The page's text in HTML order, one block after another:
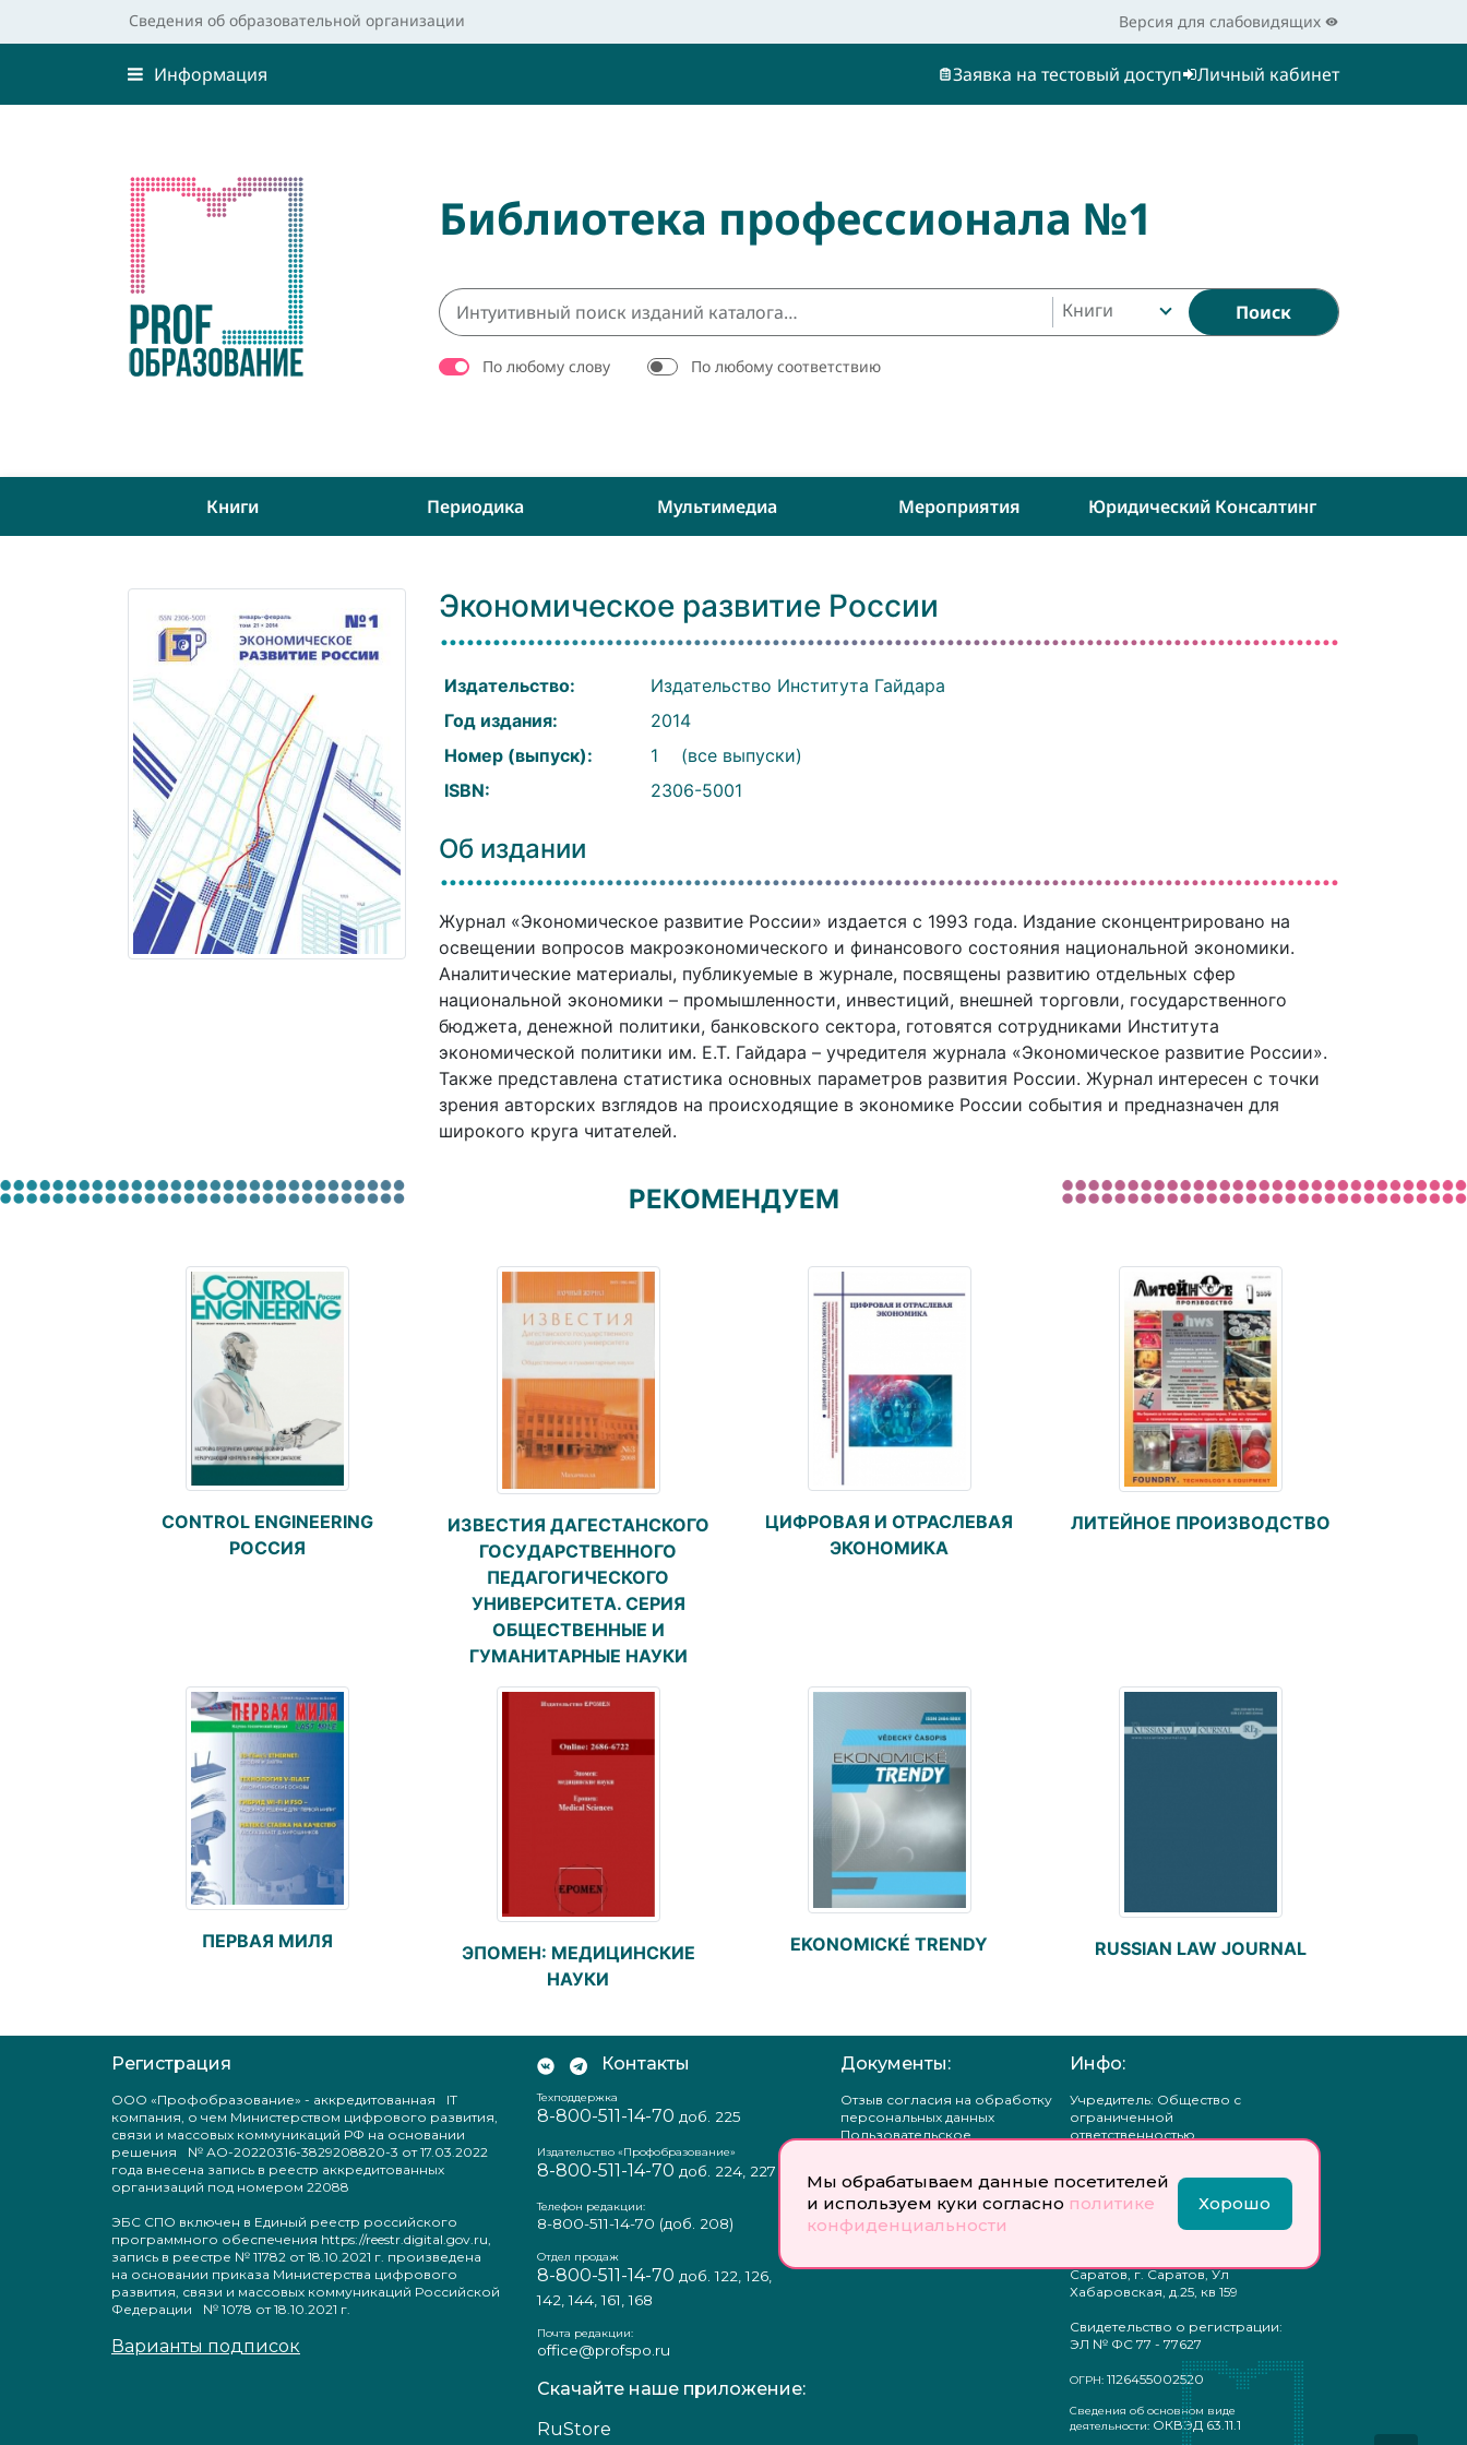
Мы обрабатываем данные посетителей
и используем куки согласно политике
конфиденциальности
Хорошо
Сведения об образовательной организации Версия для слабовидящих
Информация Заявка на тестовый доступ Личный кабинет
Библиотека профессионала №1
Книги Поиск
По любому слову По любому соответствию
Книги Периодика Мультимедиа Мероприятия Юридический Консалтинг
Экономическое развитие России
Издательство:
Издательство Института Гайдара
Год издания:
2014
Номер (выпуск):
1
(все выпуски)
ISBN:
2306-5001
Об издании
Журнал «Экономическое развитие России» издается с 1993 года. Издание сконцентрировано на
освещении вопросов макроэкономического и финансового состояния национальной экономики.
Аналитические материалы, публикуемые в журнале, посвящены развитию отдельных сфер
национальной экономики – промышленности, инвестиций, внешней торговли, государственного
бюджета, денежной политики, банковского сектора, готовятся сотрудниками Института
экономической политики им. Е.Т. Гайдара – учредителя журнала «Экономическое развитие России».
Также представлена статистика основных параметров развития России. Журнал интересен с точки
зрения авторских взглядов на происходящие в экономике России события и предназначен для
широкого круга читателей.
РЕКОМЕНДУЕМ
CONTROL ENGINEERING
РОССИЯ
ИЗВЕСТИЯ ДАГЕСТАНСКОГО
ГОСУДАРСТВЕННОГО
ПЕДАГОГИЧЕСКОГО
УНИВЕРСИТЕТА. СЕРИЯ
ОБЩЕСТВЕННЫЕ И
ГУМАНИТАРНЫЕ НАУКИ
ЦИФРОВАЯ И ОТРАСЛЕВАЯ
ЭКОНОМИКА
ЛИТЕЙНОЕ ПРОИЗВОДСТВО
ПЕРВАЯ МИЛЯ
ЭПОМЕН: МЕДИЦИНСКИЕ
НАУКИ
EKONOMICKÉ TRENDY RUSSIAN LAW JOURNAL
Регистрация
ООО «Профобразование» - аккредитованная IT
компания, о чем Министерством цифрового развития,
связи и массовых коммуникаций РФ на основании
решения № АО-20220316-3829208820-3 от 17.03.2022
года внесена запись в реестр аккредитованных
организаций под номером 22088
ЭБС СПО включен в Единый реестр российского
программного обеспечения https://reestr.digital.gov.ru,
запись в реестре № 11782 от 18.10.2021 г. произведена
на основании приказа Министерства цифрового
развития, связи и массовых коммуникаций Российской
Федерации № 1078 от 18.10.2021 г.
Варианты подписок
Контакты
Техподдержка
8-800-511-14-70 доб. 225
Издательство «Профобразование»
8-800-511-14-70 доб. 224, 227
Телефон редакции:
8-800-511-14-70 (доб. 208)
Отдел продаж
8-800-511-14-70 доб. 122, 126,
142, 144, 161, 168
Почта редакции:
office@profspo.ru
Скачайте наше приложение:
RuStore
Документы:
Отзыв согласия на обработку
персональных данных
Пользовательское
конфиденциальности
Положение о защите
персональных данных
Согласие на обработку
Инфо:
Учредитель: Общество с
ограниченной
ответственностью
Главный редактор: Богатырева
Е. А.
Саратов, г. Саратов, Ул
Хабаровская, д.25, кв 159
Свидетельство о регистрации:
ЭЛ № ФС 77 - 77627
ОГРН: 1126455002520
Сведения об основном виде
деятельности: ОКВЭД 63.11.1